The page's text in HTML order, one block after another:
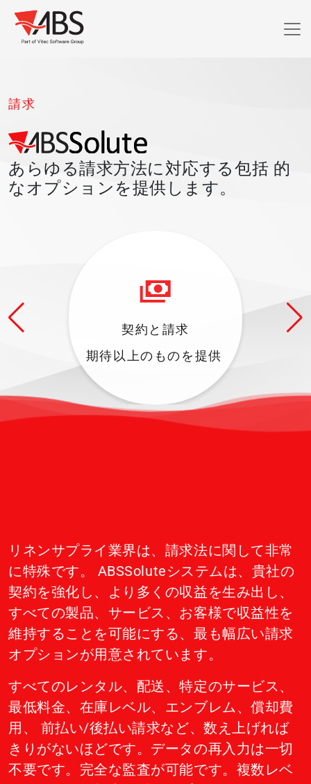
請求
あらゆる請求方法に対応する包括 的
なオプションを提供します。
契約と請求
期待以上のものを提供
リネンサプライ業界は、請求法に関して非常
に特殊です。 ABSSoluteシステムは、貴社の
契約を強化し、より多くの収益を生み出し、
すべての製品、サービス、お客様で収益性を
維持することを可能にする、最も幅広い請求
オプションが用意されています。
すべてのレンタル、配送、特定のサービス、
最低料金、在庫レベル、エンブレム、償却費
用、 前払い/後払い請求など、数え上げれば
きりがないほどです。データの再入力は一切
不要です。完全な監査が可能です。複数レベ